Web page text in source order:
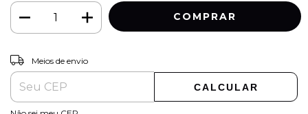
Entregas para o CEP:
Meios de envio
CALCULAR